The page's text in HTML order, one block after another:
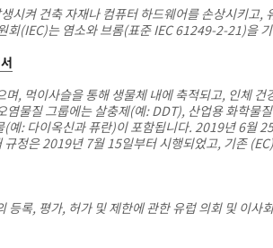
시켜 건축 자재나 컴퓨터 하드웨어를 손상시키고,
회(IEC)는 염소와 브롬(표준 IEC 61249-2-21)을
, 먹이사슬을 통해 생물체 내에 축적되고, 인체
염물질 그룹에는 살충제(예: DDT), 산업용 화학물
예: 다이옥신과 퓨란)이 포함됩니다. 2019년 6월
정은 2019년 7월 15일부터 시행되었고, 기존
등록, 평가, 허가 및 제한에 관한 유럽 의회 및 이